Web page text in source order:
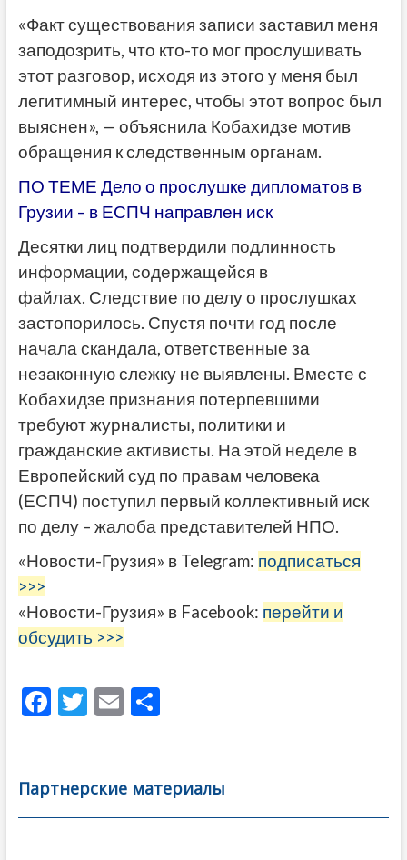
«Факт существования записи заставил меня
заподозрить, что кто-то мог прослушивать
этот разговор, исходя из этого у меня был
легитимный интерес, чтобы этот вопрос был
выяснен», — объяснила Кобахидзе мотив
обращения к следственным органам.
ПО ТЕМЕ Дело о прослушке дипломатов в
Грузии – в ЕСПЧ направлен иск
Десятки лиц подтвердили подлинность
информации, содержащейся в
файлах. Следствие по делу о прослушках
застопорилось. Спустя почти год после
начала скандала, ответственные за
незаконную слежку не выявлены. Вместе с
Кобахидзе признания потерпевшими
требуют журналисты, политики и
гражданские активисты. На этой неделе в
Европейский суд по правам человека
(ЕСПЧ) поступил первый коллективный иск
по делу – жалоба представителей НПО.
«Новости-Грузия» в Telegram: подписаться
>>>
«Новости-Грузия» в Facebook: перейти и
обсудить >>>
F
b
o
T
er
E
l
О
а
в
Партнерские материалы